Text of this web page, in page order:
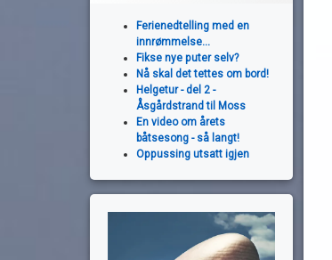
Ferienedtelling med en
innrømmelse...
Fikse nye puter selv?
Nå skal det tettes om bord!
Helgetur - del 2 -
Åsgårdstrand til Moss
En video om årets
båtsesong - så langt!
Oppussing utsatt igjen